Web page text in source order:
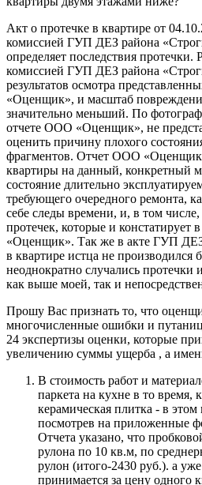
Акт о протечке в квартире от
комиссией ГУП ДЕЗ района
определяет последствия протечки.
комиссией ГУП ДЕЗ района
результатов осмотра
«Оценщик», и масштаб
значительно меньший. По
отчете ООО «Оценщик», не
оценить причину плохого
фрагментов. Отчет ООО
квартиры на данный, конкретный
состояние длительно
требующего очередного ремонта,
себе следы времени, и, в том
протечек, которые и констатирует
«Оценщик». Так же в акте ГУП
в квартире истца не производился
неоднократно случались протечки
как выше моей, так и
Прошу Вас признать то, что
многочисленные ошибки и
24 экспертизы оценки, которые
увеличению суммы ущерба , а
В стоимость работ и
паркета на кухне в то время,
керамическая плитка - в
посмотрев на приложенные
Отчета указано, что
рулона по 10 кв.м, по
рулон (итого-2430 руб.). а
принимается за цену одного